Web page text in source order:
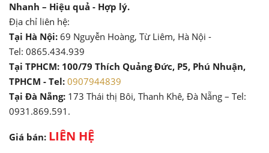
Nhanh – Hiệu quả - Hợp lý.
Địa chỉ liên hệ:
Tại Hà Nội: 69 Nguyễn Hoàng, Từ Liêm, Hà Nội -
Tel: 0865.434.939
Tại TPHCM: 100/79 Thích Quảng Đức, P5, Phú Nhuận,
TPHCM - Tel: 0907944839
Tại Đà Nẵng: 173 Thái thị Bôi, Thanh Khê, Đà Nẵng – Tel:
0931.869.591.
Giá bán: LIÊN HỆ